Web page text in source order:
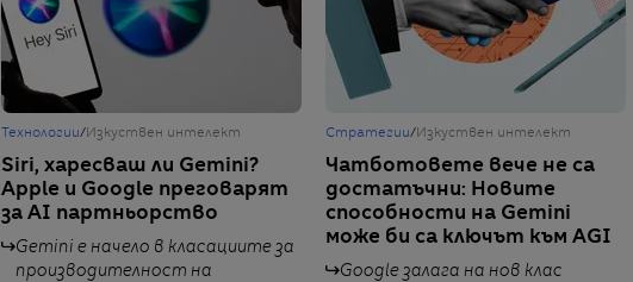
Технологии/Изкуствен интелект
Siri, харесваш ли Gemini?
Apple и Google преговарят
за AI партньорство
Gemini е начело в класациите за
производителност на
Стратегии/Изкуствен интелект
Чатботовете вече не са
достатъчни: Новите
способности на Gemini
може би са ключът към AGI
Google залага на нов клас